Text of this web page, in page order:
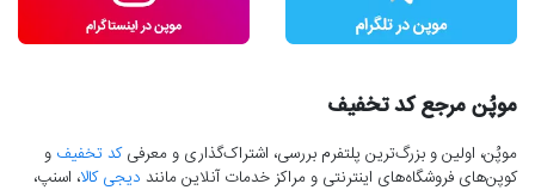
موپُن مرجع کد تخفیف
موپُن، اولین و بزرگ‌ترین پلتفرم بررسی، اشتراک‌گذاری و معرفیکد تخفیف و
کوپن‌های فروشگاه‌های اینترنتی و مراکز خدمات آنلاین مانند دیجی کالا، اسنپ،